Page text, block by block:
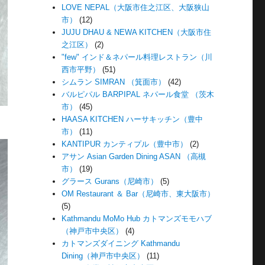
LOVE NEPAL（大阪市住之江区、大阪狭山
市）
(12)
JUJU DHAU & NEWA KITCHEN（大阪市住
之江区）
(2)
"few" インド＆ネパール料理レストラン（川
西市平野）
(51)
シムラン SIMRAN （箕面市）
(42)
バルピパル BARPIPAL ネパール食堂 （茨木
市）
(45)
HAASA KITCHEN ハーサキッチン（豊中
市）
(11)
KANTIPUR カンティプル（豊中市）
(2)
アサン Asian Garden Dining ASAN （高槻
市）
(19)
グラース Gurans（尼崎市）
(5)
OM Restaurant ＆ Bar（尼崎市、東大阪市）
(5)
Kathmandu MoMo Hub カトマンズモモハブ
（神戸市中央区）
(4)
カトマンズダイニング Kathmandu
Dining（神戸市中央区）
(11)